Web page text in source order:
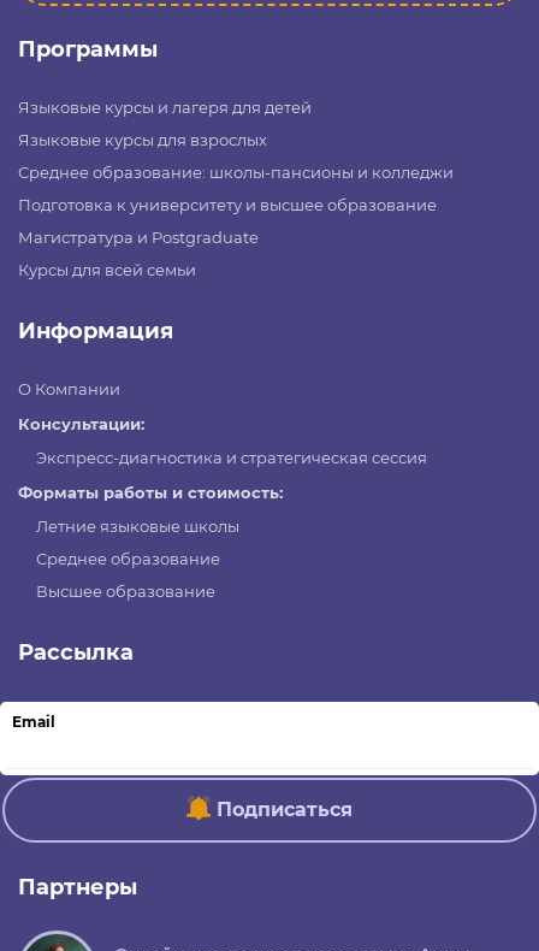
Программы
Языковые курсы и лагеря для детей
Языковые курсы для взрослых
Среднее образование: школы-пансионы и колледжи
Подготовка к университету и высшее образование
Магистратура и Postgraduate
Курсы для всей семьи
Информация
О Компании
Консультации:
Экспресс-диагностика и стратегическая сессия
Форматы работы и стоимость:
Летние языковые школы
Среднее образование
Высшее образование
Рассылка
Email
Подписаться
Партнеры